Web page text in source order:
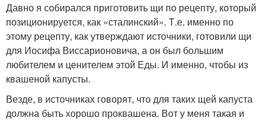
Давно я собирался приготовить щи по рецепту, который
позиционируется, как «сталинский». Т.е. именно по
этому рецепту, как утверждают источники, готовили щи
для Иосифа Виссарионовича, а он был большим
любителем и ценителем этой Еды. И именно, чтобы из
квашеной капусты.
Везде, в источниках говорят, что для таких щей капуста
должна быть хорошо проквашена. Вот у меня такая и